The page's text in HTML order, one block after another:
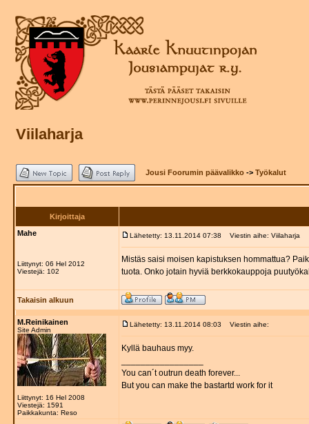
Viilaharja
Jousi Foorumin päävalikko -> Työkalut
Kirjoittaja
Mahe
Liittynyt: 06 Hel 2012
Viestejä: 102
Lähetetty: 13.11.2014 07:38 Viestin aihe: Viilaharja
Mistäs saisi moisen kapistuksen hommattua?
tuota. Onko jotain hyviä berkkokauppoja
Takaisin alkuun
M.Reinikainen
Site Admin
Liittynyt: 16 Hel 2008
Viestejä: 1591
Paikkakunta: Reso
Lähetetty: 13.11.2014 08:03 Viestin aihe:
Kyllä bauhaus myy.
You can´t outrun death forever...
But you can make the bastartd work for it